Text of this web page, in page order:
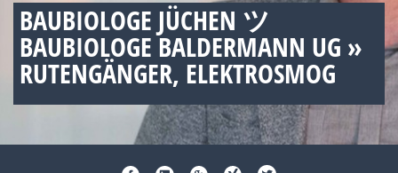
BAUBIOLOGE JÜCHEN ツ
BAUBIOLOGE BALDERMANN UG »
RUTENGÄNGER, ELEKTROSMOG